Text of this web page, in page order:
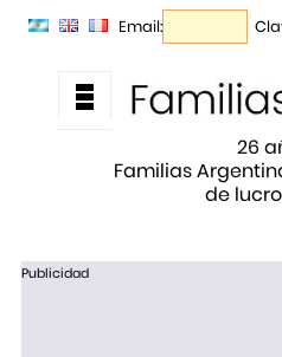
Email:
26
Familias
de
Publicidad